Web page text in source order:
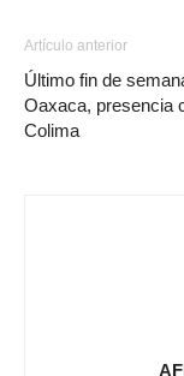
Artículo anterior
Último fin de
Oaxaca, presencia
Colima